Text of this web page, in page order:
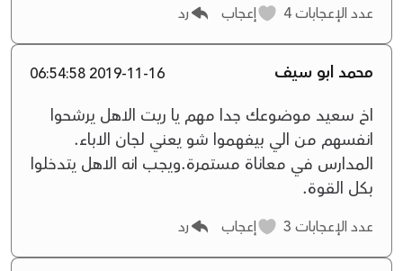
عدد الإعجابات إعجاب رد
محمد ابو سيف 2019-11-16 06:54:58
اخ سعيد موضوعك جدا مهم يا ريت الاهل يرشحوا
انفسهم من الي بيفهموا شو يعني لجان الاباء.
المدارس في معاناة مستمرة.ويجب انه الاهل يتدخلوا
بكل القوة.
عدد الإعجابات إعجاب رد